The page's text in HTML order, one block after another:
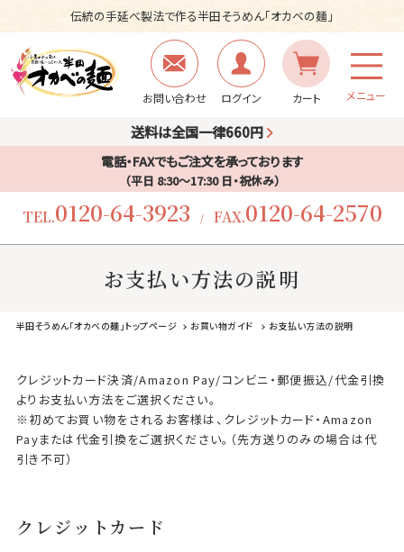
伝統の手延べ製法で作る半田そうめん「オカベの麺」
お問い合わせ ログイン カート メニュー
送料は全国一律660円
電話・FAXでもご注文を承っております
（平日 8:30〜17:30 日・祝休み）
TEL.0120-64-3923 / FAX.0120-64-2570
半田そうめん「オカベの麺」トップページ お買い物ガイド お支払い方法の説明
お支払い方法の説明
クレジットカード決済/Amazon Pay/コンビニ・郵便振込/代金引換
よりお支払い方法をご選択ください。
※初めてお買い物をされるお客様は、クレジットカード・Amazon
Payまたは代金引換をご選択ください。（先方送りのみの場合は代
引き不可）
クレジットカード